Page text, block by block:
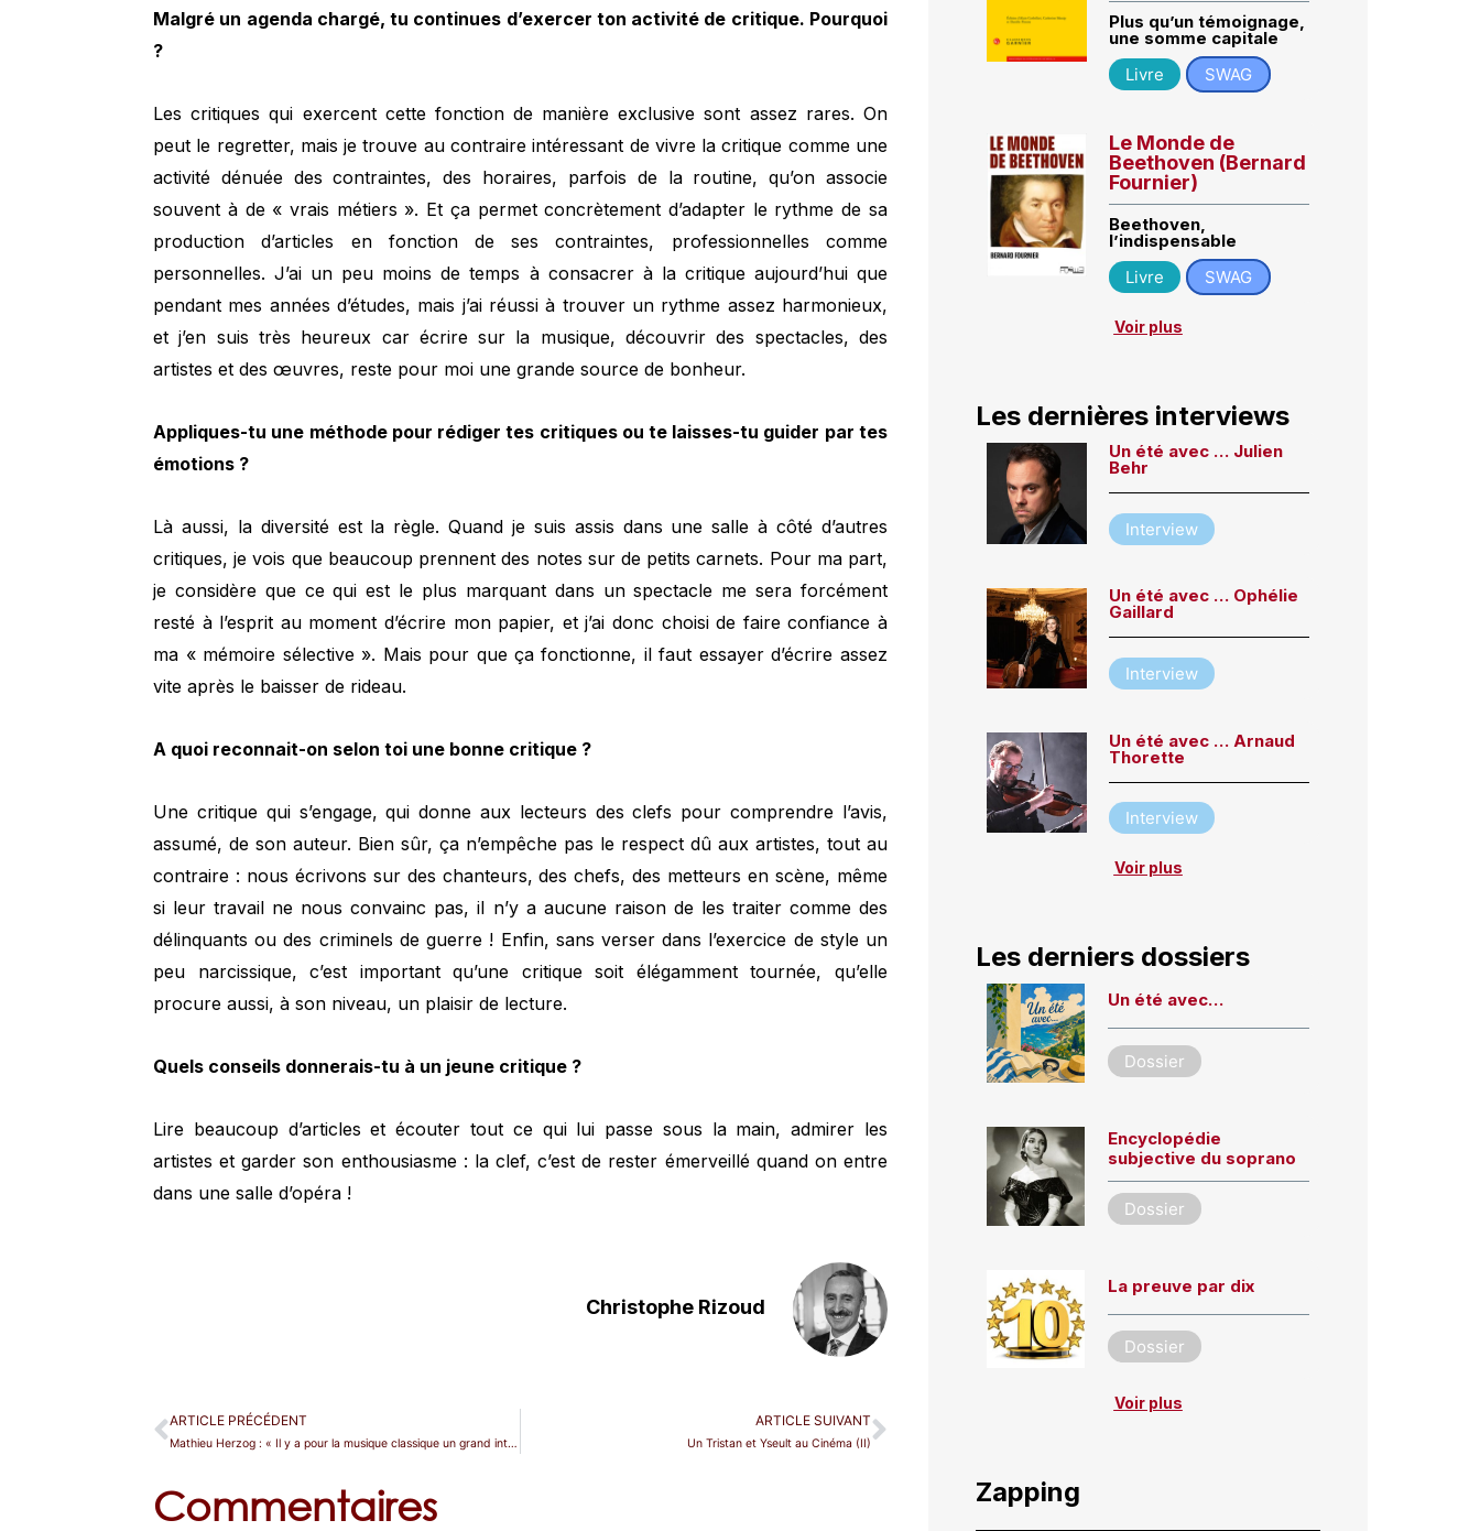
Malgré un agenda chargé, tu continues d’exercer ton activité de critique. Pourquoi
?
Les critiques qui exercent cette fonction de manière exclusive sont assez rares. On
peut le regretter, mais je trouve au contraire intéressant de vivre la critique comme une
activité dénuée des contraintes, des horaires, parfois de la routine, qu’on associe
souvent à de « vrais métiers ». Et ça permet concrètement d’adapter le rythme de sa
production d’articles en fonction de ses contraintes, professionnelles comme
personnelles. J’ai un peu moins de temps à consacrer à la critique aujourd’hui que
pendant mes années d’études, mais j’ai réussi à trouver un rythme assez harmonieux,
et j’en suis très heureux car écrire sur la musique, découvrir des spectacles, des
artistes et des œuvres, reste pour moi une grande source de bonheur.
Appliques-tu une méthode pour rédiger tes critiques ou te laisses-tu guider par tes
émotions ?
Là aussi, la diversité est la règle. Quand je suis assis dans une salle à côté d’autres
critiques, je vois que beaucoup prennent des notes sur de petits carnets. Pour ma part,
je considère que ce qui est le plus marquant dans un spectacle me sera forcément
resté à l’esprit au moment d’écrire mon papier, et j’ai donc choisi de faire confiance à
ma « mémoire sélective ». Mais pour que ça fonctionne, il faut essayer d’écrire assez
vite après le baisser de rideau.
A quoi reconnait-on selon toi une bonne critique ?
Une critique qui s’engage, qui donne aux lecteurs des clefs pour comprendre l’avis,
assumé, de son auteur. Bien sûr, ça n’empêche pas le respect dû aux artistes, tout au
contraire : nous écrivons sur des chanteurs, des chefs, des metteurs en scène, même
si leur travail ne nous convainc pas, il n’y a aucune raison de les traiter comme des
délinquants ou des criminels de guerre ! Enfin, sans verser dans l’exercice de style un
peu narcissique, c’est important qu’une critique soit élégamment tournée, qu’elle
procure aussi, à son niveau, un plaisir de lecture.
Quels conseils donnerais-tu à un jeune critique ?
Lire beaucoup d’articles et écouter tout ce qui lui passe sous la main, admirer les
artistes et garder son enthousiasme : la clef, c’est de rester émerveillé quand on entre
dans une salle d’opéra !
Christophe Rizoud
ARTICLE PRÉCÉDENT
Mathieu Herzog : « Il y a pour la musique classique un grand intérêt à croiser des chemins. »
ARTICLE SUIVANT
Un Tristan et Yseult au Cinéma (II)
Commentaires
Plus qu’un témoignage,
une somme capitale
Livre
SWAG
Le Monde de
Beethoven (Bernard
Fournier)
Beethoven,
l’indispensable
Livre
SWAG
Voir plus
Les dernières interviews
Un été avec … Julien
Behr
Interview
Un été avec … Ophélie
Gaillard
Interview
Un été avec … Arnaud
Thorette
Interview
Voir plus
Les derniers dossiers
Un été avec…
Dossier
Encyclopédie
subjective du soprano
Dossier
La preuve par dix
Dossier
Voir plus
Zapping